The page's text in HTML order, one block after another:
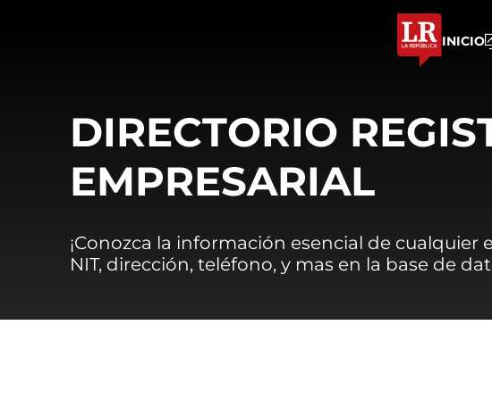
INICIO
DIRECTORIO
EMPRESARIAL
¡Conozca la información esencial de
NIT, dirección, teléfono, y mas en la base de